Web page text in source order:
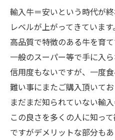
輸入牛＝安いという時代が
レベルが上がってきています。
高品質で特徴のある牛を育て
一般のスーパー等で手に入
信用度もないですが、一度
難い事にまたご購入頂いてお
まだまだ知られていない輸入
この良さを多くの人に知って
ですがデメリットな部分も